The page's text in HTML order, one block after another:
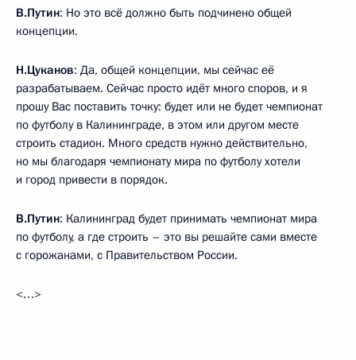
В.Путин: Но это всё должно быть подчинено общей
концепции.
Н.Цуканов: Да, общей концепции, мы сейчас её
разрабатываем. Сейчас просто идёт много споров, и я
прошу Вас поставить точку: будет или не будет чемпионат
по футболу в Калининграде, в этом или другом месте
строить стадион. Много средств нужно действительно,
но мы благодаря чемпионату мира по футболу хотели
и город привести в порядок.
В.Путин: Калининград будет принимать чемпионат мира
по футболу, а где строить – это вы решайте сами вместе
с горожанами, с Правительством России.
<…>